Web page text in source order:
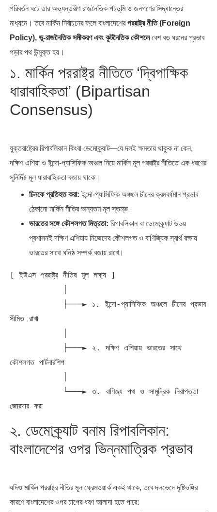
বৈশ্বিক…
পরিবর্তন ঘটে তার অভ্যন্তরীণ রাজনৈতিক পটভূমি ও জনগণের সিদ্ধান্তের
মাধ্যমে। তবে মার্কিন নির্বাচনের ফলে বাংলাদেশেরপররাষ্ট্র নীতি (Foreign
Policy), ভূ-রাজনৈতিক সমীকরণ এবং কূটনৈতিক কৌশলেবেশ বড় ধরনের প্রভাব
পড়ার পথ উন্মুক্ত হয়।
১. মার্কিন পররাষ্ট্র নীতিতে ‘দ্বিপাক্ষিক
ধারাবাহিকতা’ (Bipartisan
Consensus)
যুক্তরাষ্ট্রের রিপাবলিকান কিংবা ডেমোক্র্যাট—যে দলই ক্ষমতায় থাকুক না কেন,
দক্ষিণ এশিয়া ও ইন্দো-প্যাসিফিক অঞ্চল নিয়ে মার্কিন মূল পররাষ্ট্র নীতিতে এক ধরণের
সুনির্দিষ্ট মূল ধারাবাহিকতা বজায় থাকে।
চিনকে প্রতিহত করা: ইন্দো-প্যাসিফিক অঞ্চলে চীনের ক্রমবর্ধমান প্রভাব
ঠেকানো মার্কিন নীতির অন্যতম মূল স্তম্ভ।
ভারতের সঙ্গে কৌশলগত মিত্রতা: রিপাবলিকান বা ডেমোক্র্যাট উভয়
প্রশাসনই দক্ষিণ এশিয়ায় নিজেদের কৌশলগত ও বাণিজ্যিক স্বার্থ রক্ষায়
ভারতের সাথে ঘনিষ্ঠ সম্পর্ক বজায় রাখে।
[ ইউএস পররাষ্ট্র নীতির মূল লক্ষ্য ]
সীমিত রাখা
কৌশলগত পার্টনারশিপ
২. ডেমোক্র্যাট বনাম রিপাবলিকান:
বাংলাদেশের ওপর ভিন্নমাত্রিক প্রভাব
যদিও মার্কিন পররাষ্ট্র নীতির মূল ফ্রেমওয়ার্ক একই থাকে, তবে দলভেদে দৃষ্টিভঙ্গির
কারণে বাংলাদেশের ওপর চাপের ধরণ আলাদা হতে পারে: